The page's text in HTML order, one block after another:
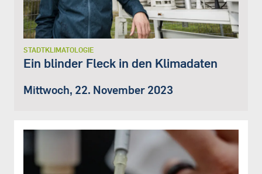
STADTKLIMATOLOGIE
Ein blinder Fleck in den Klimadaten
Mittwoch, 22. November 2023